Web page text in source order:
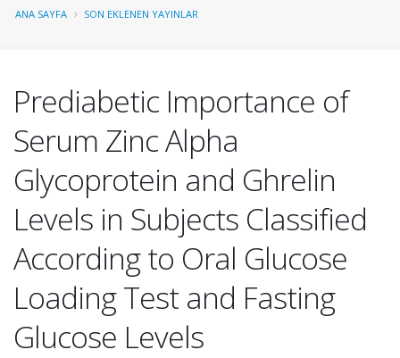
ANA SAYFA SON EKLENEN YAYINLAR
Prediabetic Importance of
Serum Zinc Alpha
Glycoprotein and Ghrelin
Levels in Subjects Classified
According to Oral Glucose
Loading Test and Fasting
Glucose Levels